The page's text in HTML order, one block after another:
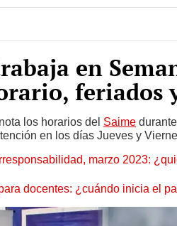
en
feriados
los horarios del Saime
en los días Jueves y
marzo 2023:
docentes: ¿cuándo inicia el